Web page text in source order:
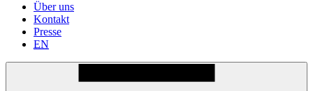
Über uns
Kontakt
Presse
EN